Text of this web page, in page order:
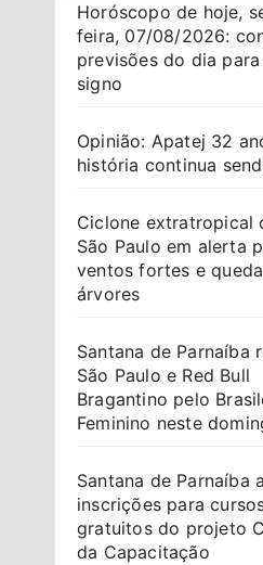
Horóscopo de hoje,
feira, 07/08/2026:
previsões do dia para
signo
Opinião: Apatej 32
história continua
Ciclone extratropical
São Paulo em alerta
ventos fortes e
árvores
Santana de Parnaíba
São Paulo e Red Bull
Bragantino pelo
Feminino neste
Santana de Parnaíba
inscrições para
gratuitos do projeto
da Capacitação